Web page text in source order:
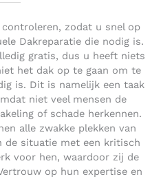
zodat u snel op
Dakreparatie die nodig is.
gratis, dus u heeft niets
het dak op te gaan om te
is. Dit is namelijk een taak
niet veel mensen de
of schade herkennen.
alle zwakke plekken van
de situatie met een kritisch
voor hen, waardoor zij de
op hun expertise en